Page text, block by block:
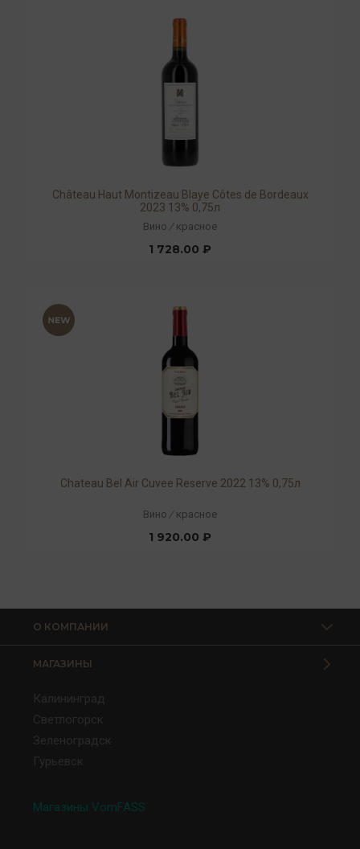
Château Haut Montizeau Blaye Côtes de Bordeaux
2023 13% 0,75л
Вино / красное
1 728.00 ₽
Chateau Bel Air Cuvee Reserve 2022 13% 0,75л
Вино / красное
1 920.00 ₽
О КОМПАНИИ
МАГАЗИНЫ
Калининград
Светлогорск
Зеленоградск
Гурьевск
Магазины VomFASS